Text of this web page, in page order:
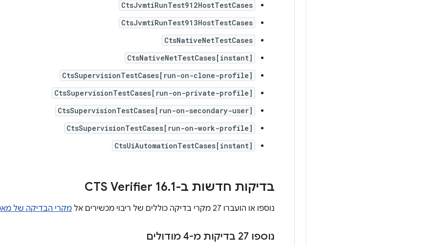
CtsJvmtiRunTest912HostTestCases
CtsJvmtiRunTest913HostTestCases
CtsNativeNetTestCases
CtsNativeNetTestCases[instant]
CtsSupervisionTestCases[run-on-clone-profile]
CtsSupervisionTestCases[run-on-private-profile]
CtsSupervisionTestCases[run-on-secondary-user]
CtsSupervisionTestCases[run-on-work-profile]
CtsUiAutomationTestCases[instant]
בדיקות חדשות ב-CTS Verifier 16 .1
נוספו או הועברו 27 מקרי בדיקה כוללים של ריבוי מכשירים אל מקרי הבדיקה של
נוספו 27 בדיקות מ-4 מודולים